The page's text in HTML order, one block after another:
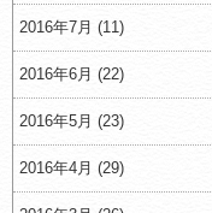
2016年7月 (11)
2016年6月 (22)
2016年5月 (23)
2016年4月 (29)